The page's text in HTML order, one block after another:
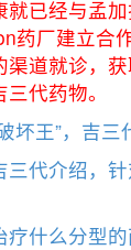
就已经与孟
药厂建立合
渠道就诊，
代药物。
坏王”，吉
三代介绍，
疗什么分型